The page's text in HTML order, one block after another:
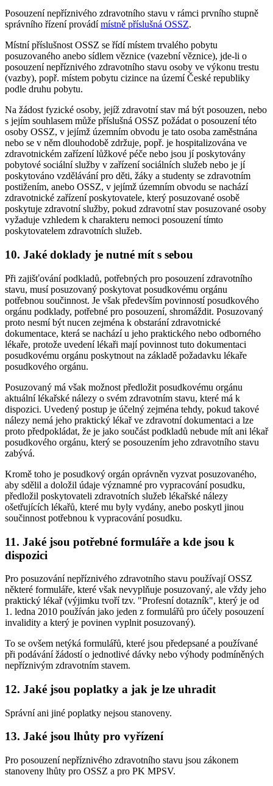
Posouzení nepříznivého zdravotního stavu v rámci prvního stupně
správního řízení provádímístně příslušná OSSZ.
Místní příslušnost OSSZ se řídí místem trvalého pobytu
posuzovaného anebo sídlem věznice (vazební věznice), jde-li o
posouzení nepříznivého zdravotního stavu osoby ve výkonu trestu
(vazby), popř. místem pobytu cizince na území České republiky
podle druhu pobytu.
Na žádost fyzické osoby, jejíž zdravotní stav má být posouzen, nebo
s jejím souhlasem může příslušná OSSZ požádat o posouzení této
osoby OSSZ, v jejímž územním obvodu je tato osoba zaměstnána
nebo se v něm dlouhodobě zdržuje, popř. je hospitalizována ve
zdravotnickém zařízení lůžkové péče nebo jsou jí poskytovány
pobytové sociální služby v zařízení sociálních služeb nebo je jí
poskytováno vzdělávání pro děti, žáky a studenty se zdravotním
postižením, anebo OSSZ, v jejímž územním obvodu se nachází
zdravotnické zařízení poskytovatele, který posuzované osobě
poskytuje zdravotní služby, pokud zdravotní stav posuzované osoby
vyžaduje vzhledem k charakteru nemoci posouzení tímto
poskytovatelem zdravotních služeb.
10. Jaké doklady je nutné mít s sebou
Při zajišťování podkladů, potřebných pro posouzení zdravotního
stavu, musí posuzovaný poskytovat posudkovému orgánu
potřebnou součinnost. Je však především povinností posudkového
orgánu podklady, potřebné pro posouzení, shromáždit. Posuzovaný
proto nesmí být nucen zejména k obstarání zdravotnické
dokumentace, která se nachází u jeho praktického nebo odborného
lékaře, protože uvedení lékaři mají povinnost tuto dokumentaci
posudkovému orgánu poskytnout na základě požadavku lékaře
posudkového orgánu.
Posuzovaný má však možnost předložit posudkovému orgánu
aktuální lékařské nálezy o svém zdravotním stavu, které má k
dispozici. Uvedený postup je účelný zejména tehdy, pokud takové
nálezy nemá jeho praktický lékař ve zdravotní dokumentaci a lze
proto předpokládat, že je jako součást podkladů nebude mít ani lékař
posudkového orgánu, který se posouzením jeho zdravotního stavu
zabývá.
Kromě toho je posudkový orgán oprávněn vyzvat posuzovaného,
aby sdělil a doložil údaje významné pro vypracování posudku,
předložil poskytovateli zdravotních služeb lékařské nálezy
ošetřujících lékařů, které mu byly vydány, anebo poskytl jinou
součinnost potřebnou k vypracování posudku.
11. Jaké jsou potřebné formuláře a kde jsou k
dispozici
Pro posuzování nepříznivého zdravotního stavu používají OSSZ
některé formuláře, které však nevyplňuje posuzovaný, ale vždy jeho
praktický lékař (výjimku tvoří tzv. "Profesní dotazník", který je od
1. ledna 2010 používán jako jeden z formulářů pro účely posouzení
invalidity a který je povinen vyplnit posuzovaný).
To se ovšem netýká formulářů, které jsou předepsané a používané
při podávání žádostí o jednotlivé dávky nebo výhody podmíněných
nepříznivým zdravotním stavem.
12. Jaké jsou poplatky a jak je lze uhradit
Správní ani jiné poplatky nejsou stanoveny.
13. Jaké jsou lhůty pro vyřízení
Pro posouzení nepříznivého zdravotního stavu jsou zákonem
stanoveny lhůty pro OSSZ a pro PK MPSV.